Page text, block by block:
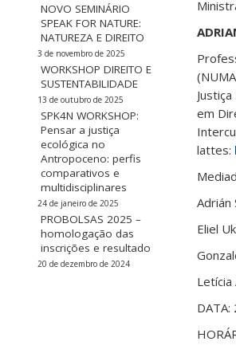
NOVO SEMINÁRIO
SPEAK FOR NATURE:
NATUREZA E DIREITO
3 de novembro de 2025
WORKSHOP DIREITO E
SUSTENTABILIDADE
13 de outubro de 2025
SPK4N WORKSHOP:
Pensar a justiça
ecológica no
Antropoceno: perfis
comparativos e
multidisciplinares
24 de janeiro de 2025
PROBOLSAS 2025 –
homologação das
inscrições e resultado
20 de dezembro de 2024
em
lattes:
Adrián
Eliel